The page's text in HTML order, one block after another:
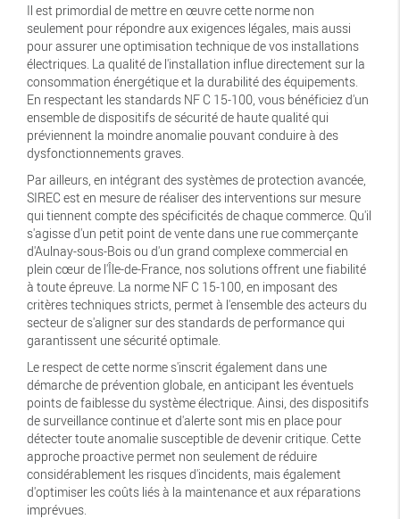
Il est primordial de mettre en œuvre cette norme non
seulement pour répondre aux exigences légales, mais aussi
pour assurer une optimisation technique de vos installations
électriques. La qualité de l'installation influe directement sur la
consommation énergétique et la durabilité des équipements.
En respectant les standards NF C 15-100, vous bénéficiez d'un
ensemble de dispositifs de sécurité de haute qualité qui
préviennent la moindre anomalie pouvant conduire à des
dysfonctionnements graves.
Par ailleurs, en intégrant des systèmes de protection avancée,
SIREC est en mesure de réaliser des interventions sur mesure
qui tiennent compte des spécificités de chaque commerce. Qu'il
s'agisse d'un petit point de vente dans une rue commerçante
d'Aulnay-sous-Bois ou d'un grand complexe commercial en
plein cœur de l'Île-de-France, nos solutions offrent une fiabilité
à toute épreuve. La norme NF C 15-100, en imposant des
critères techniques stricts, permet à l'ensemble des acteurs du
secteur de s'aligner sur des standards de performance qui
garantissent une sécurité optimale.
Le respect de cette norme s'inscrit également dans une
démarche de prévention globale, en anticipant les éventuels
points de faiblesse du système électrique. Ainsi, des dispositifs
de surveillance continue et d'alerte sont mis en place pour
détecter toute anomalie susceptible de devenir critique. Cette
approche proactive permet non seulement de réduire
considérablement les risques d'incidents, mais également
d'optimiser les coûts liés à la maintenance et aux réparations
imprévues.